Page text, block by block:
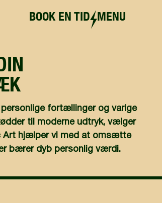
BOOK EN TID MENU
personlige fortællinger og varige
til moderne udtryk, vælger
Art hjælper vi med at omsætte
bærer dyb personlig værdi.